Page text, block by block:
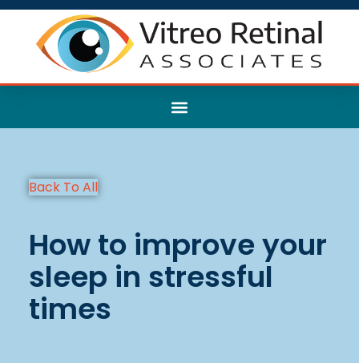
Back To All
How to improve your
sleep in stressful
times